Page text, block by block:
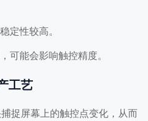
定性较高。
可能会影响触控精度。
工艺
捉屏幕上的触控点变化，从而